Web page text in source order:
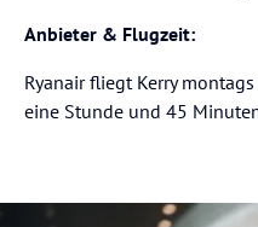
Anbieter & Flugzeit:
Ryanair fliegt Kerry
eine Stunde und 45